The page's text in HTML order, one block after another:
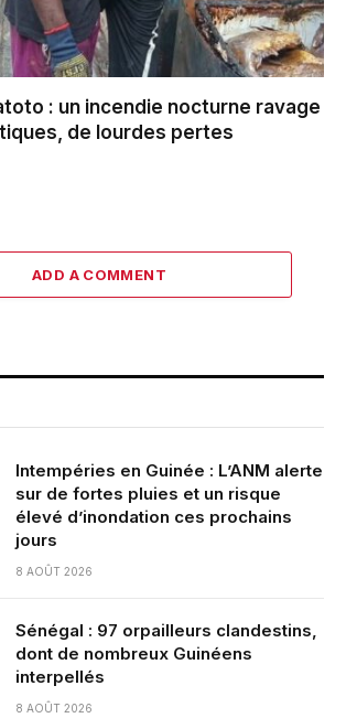
: un incendie nocturne ravage
de lourdes pertes
ADD A COMMENT
Intempéries en Guinée : L’ANM alerte
sur de fortes pluies et un risque
élevé d’inondation ces prochains
jours
8 AOÛT 2026
Sénégal : 97 orpailleurs clandestins,
dont de nombreux Guinéens
interpellés
8 AOÛT 2026